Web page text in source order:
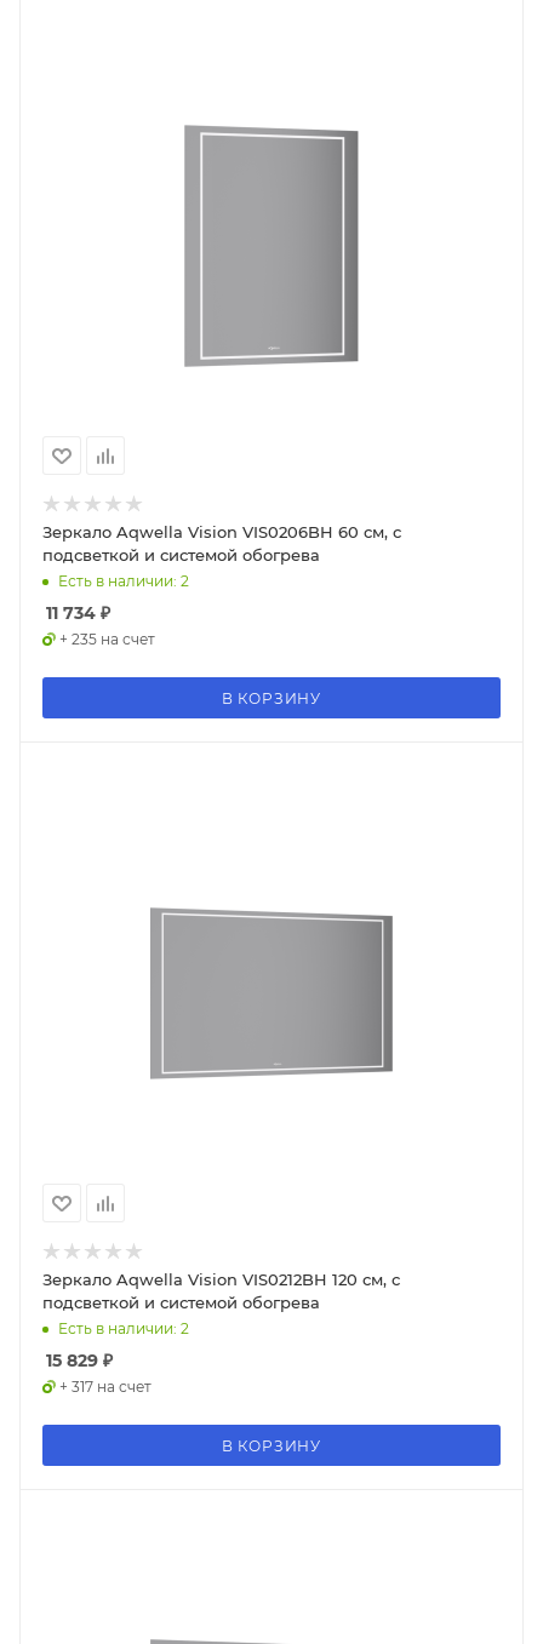
Зеркало Aqwella Vision VIS0206BH 60 см, с
подсветкой и системой обогрева
Есть в наличии: 2
11 734 ₽
+ 235 на счет
В КОРЗИНУ
Зеркало Aqwella Vision VIS0212BH 120 см, с
подсветкой и системой обогрева
Есть в наличии: 2
15 829 ₽
+ 317 на счет
В КОРЗИНУ